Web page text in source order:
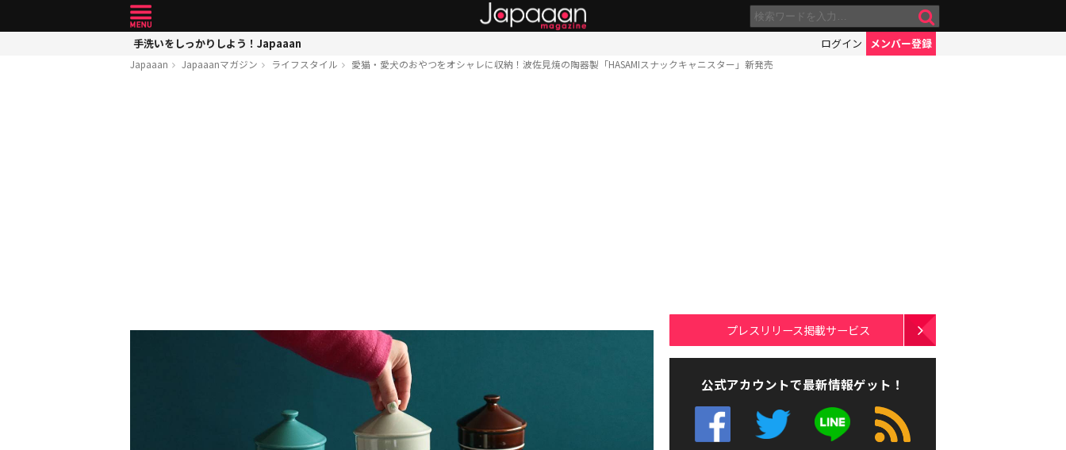
手洗いをしっかりしよう！Japaaan ログイン メンバー登録
Japaaan Japaaanマガジン ライフスタイル 愛猫・愛犬のおやつをオシャレに収納！波佐見焼の陶器製「HASAMIスナックキャニスター」新発売
プレスリリース掲載サービス
公式アカウントで最新情報ゲット！